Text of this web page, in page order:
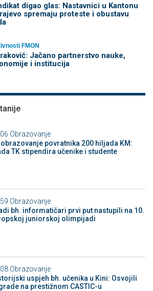
digao glas: Nastavnici u Kantonu
spremaju proteste i obustavu
FMON
Jačano partnerstvo nauke,
i institucija
Obrazovanje
obrazovanje povratnika 200 hiljada KM:
TK stipendira učenike i studente
Obrazovanje
bh. informatičari prvi put nastupili na 10.
juniorskoj olimpijadi
Obrazovanje
uspjeh bh. učenika u Kini: Osvojili
na prestižnom CASTIC-u